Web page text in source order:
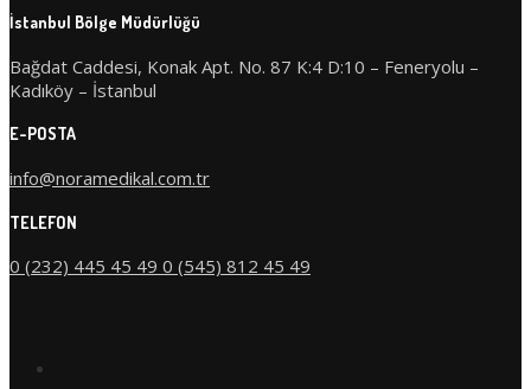
İstanbul Bölge Müdürlüğü
Bağdat Caddesi, Konak Apt. No. 87 K:4 D:10 – Feneryolu –
Kadıköy – İstanbul
E-POSTA
info@noramedikal.com.tr
TELEFON
0 (232) 445 45 49 0 (545) 812 45 49